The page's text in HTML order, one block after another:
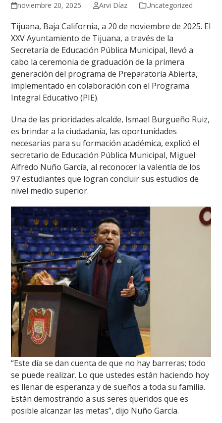
noviembre 20, 2025 Arvi Díaz Uncategorized
Tijuana, Baja California, a 20 de noviembre de 2025. El
XXV Ayuntamiento de Tijuana, a través de la
Secretaría de Educación Pública Municipal, llevó a
cabo la ceremonia de graduación de la primera
generación del programa de Preparatoria Abierta,
implementado en colaboración con el Programa
Integral Educativo (PIE).
Una de las prioridades alcalde, Ismael Burgueño Ruiz,
es brindar a la ciudadanía, las oportunidades
necesarias para su formación académica, explicó el
secretario de Educación Pública Municipal, Miguel
Alfredo Nuño García, al reconocer la valentía de los
97 estudiantes que logran concluir sus estudios de
nivel medio superior.
“Este día se dan cuenta de que no hay barreras; todo
se puede realizar. Lo que ustedes están haciendo hoy
es llenar de esperanza y de sueños a toda su familia.
Están demostrando a sus seres queridos que es
posible alcanzar las metas”, dijo Nuño García.